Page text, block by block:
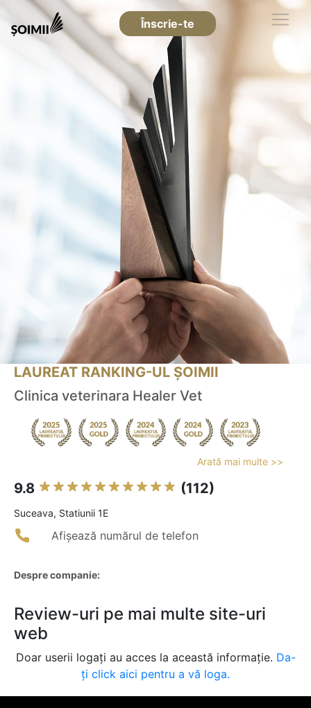
Înscrie-te
LAUREAT RANKING-UL ȘOIMII
Clinica veterinara Healer Vet
Arată mai multe >>
9.8 (112)
Suceava, Statiunii 1E
Afișează numărul de telefon
Despre companie:
Review-uri pe mai multe site-uri
web
Doar userii logați au acces la această informație. Da-
ți click aici pentru a vă loga.